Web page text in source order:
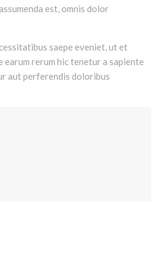
est, omnis dolor
saepe eveniet, ut et
rerum hic tenetur a sapiente
aut perferendis doloribus